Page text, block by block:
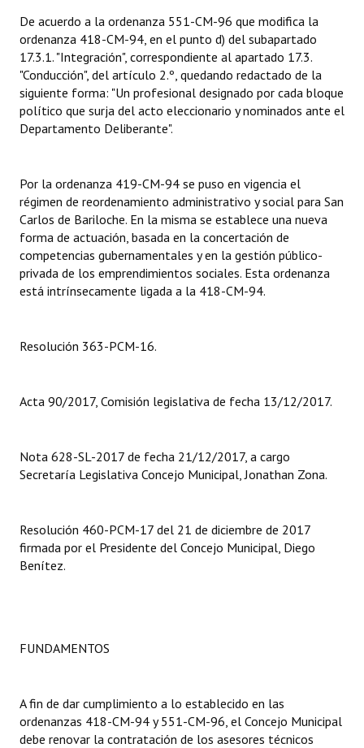
Periodistas Decanos - Registro
Ciudadano Ilustre - Registro
Banca del Vecino - Registro
Huéspedes de Honor - Registro
Reconocimientos - Registro
Bariloche, Municipio intercultural
Entrega de distinciones
REFORMA DE LA CARTA ORGÁNICA
De acuerdo a la ordenanza 551-CM-96 que modifica la
ordenanza 418-CM-94, en el punto d) del subapartado
17.3.1. "Integración", correspondiente al apartado 17.3.
"Conducción", del artículo 2.º, quedando redactado de la
siguiente forma: "Un profesional designado por cada bloque
político que surja del acto eleccionario y nominados ante el
Departamento Deliberante".
Por la ordenanza 419-CM-94 se puso en vigencia el
régimen de reordenamiento administrativo y social para San
Carlos de Bariloche. En la misma se establece una nueva
forma de actuación, basada en la concertación de
competencias gubernamentales y en la gestión público-
privada de los emprendimientos sociales. Esta ordenanza
está intrínsecamente ligada a la 418-CM-94.
Resolución 363-PCM-16.
Acta 90/2017, Comisión legislativa de fecha 13/12/2017.
Nota 628-SL-2017 de fecha 21/12/2017, a cargo
Secretaría Legislativa Concejo Municipal, Jonathan Zona.
Resolución 460-PCM-17 del 21 de diciembre de 2017
firmada por el Presidente del Concejo Municipal, Diego
Benítez.
FUNDAMENTOS
A fin de dar cumplimiento a lo establecido en las
ordenanzas 418-CM-94 y 551-CM-96, el Concejo Municipal
debe renovar la contratación de los asesores técnicos